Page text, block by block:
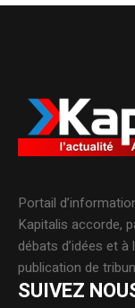
Portail
Kapitalis accorde,
débats d’idées et
publication de
SUIVEZ